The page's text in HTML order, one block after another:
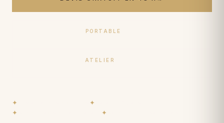
PORTABLE
ATELIER
✦ ✦
✦
✦